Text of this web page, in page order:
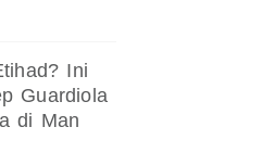
Ini
Guardiola
di Man